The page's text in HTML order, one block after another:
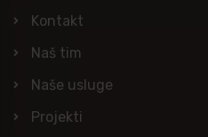
Kontakt
Naš tim
Naše usluge
Projekti